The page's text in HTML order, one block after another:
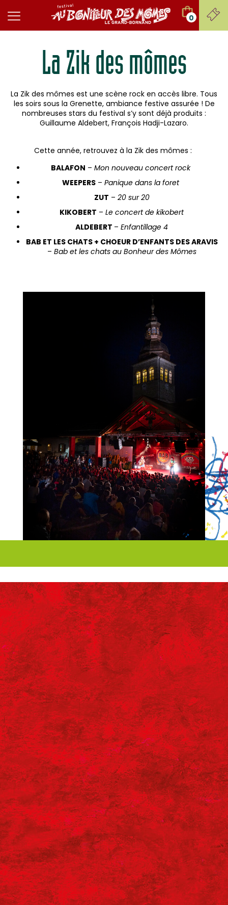
0
La Zik des mômes
La Zik des mômes est une scène rock en accès libre. Tous
les soirs sous la Grenette, ambiance festive assurée ! De
nombreuses stars du festival s’y sont déjà produits :
Guillaume Aldebert, François Hadji-Lazaro.
Cette année, retrouvez à la Zik des mômes :
BALAFON – Mon nouveau concert rock
WEEPERS – Panique dans la foret
ZUT – 20 sur 20
KIKOBERT – Le concert de kikobert
ALDEBERT – Enfantillage 4
BAB ET LES CHATS + CHOEUR D’ENFANTS DES ARAVIS
– Bab et les chats au Bonheur des Mômes